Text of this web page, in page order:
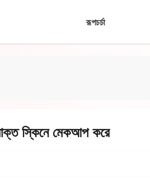
রূপচর্চা
স্কিনে মেকআপ করে